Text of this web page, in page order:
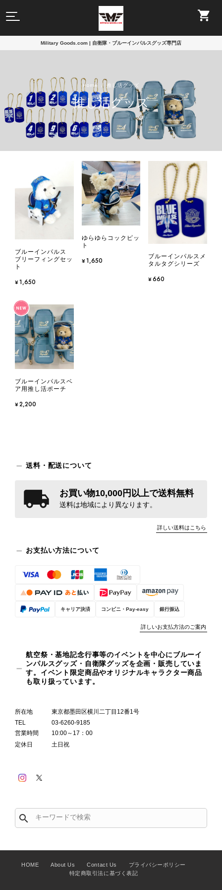
Military Goods.com | 自衛隊・ブルーインパルスグッズ専門店
Home 推し活グッズ
推し活グッズ
ブルーインパルス
ブリーフィングセッ
ト
¥1,650
ゆらゆらコックピッ
ト
¥1,650
ブルーインパルスメ
タルタグシリーズ
¥660
ブルーインパルスベ
ア用推し活ポーチ
¥2,200
送料・配送について
お買い物10,000円以上で送料無料
送料は地域により異なります。
詳しい送料はこちら
お支払い方法について
キャリア決済 コンビニ・Pay-easy 銀行振込
詳しいお支払方法のご案内
航空祭・基地記念行事等のイベントを中心にブルーイ
ンパルスグッズ・自衛隊グッズを企画・販売していま
す。イベント限定商品やオリジナルキャラクター商品
も取り扱っています。
所在地
東京都墨田区横川二丁目12番1号
TEL
03-6260-9185
営業時間
10:00～17：00
定休日
土日祝
search
HOME About Us Contact Us
プライバシーポリシー
特定商取引法に基づく表記